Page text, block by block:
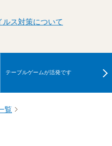
ルス対策について
テーブルゲームが活発です
覧